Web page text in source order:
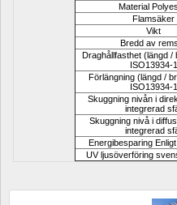
Material
Flamsäker
Vikt
Bredd av
Draghållfasthet (längd /
ISO13934-1
Förlängning (längd /
ISO13934-1
Skuggning nivån i
integrerad
Skuggning nivå i
integrerad
Energibesparing
UV ljusöverföring